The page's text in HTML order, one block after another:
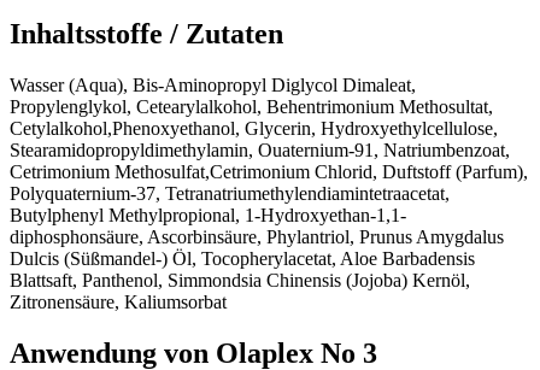
Inhaltsstoffe / Zutaten
Wasser (Aqua), Bis-Aminopropyl Diglycol Dimaleat,
Propylenglykol, Cetearylalkohol, Behentrimonium Methosultat,
Cetylalkohol,Phenoxyethanol, Glycerin, Hydroxyethylcellulose,
Stearamidopropyldimethylamin, Ouaternium-91, Natriumbenzoat,
Cetrimonium Methosulfat,Cetrimonium Chlorid, Duftstoff (Parfum),
Polyquaternium-37, Tetranatriumethylendiamintetraacetat,
Butylphenyl Methylpropional, 1-Hydroxyethan-1,1-
diphosphonsäure, Ascorbinsäure, Phylantriol, Prunus Amygdalus
Dulcis (Süßmandel-) Öl, Tocopherylacetat, Aloe Barbadensis
Blattsaft, Panthenol, Simmondsia Chinensis (Jojoba) Kernöl,
Zitronensäure, Kaliumsorbat
Anwendung von Olaplex No 3